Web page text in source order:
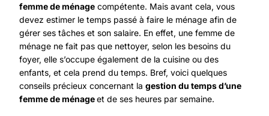
femme de ménagecompétente. Mais avant cela, vous
devez estimer le temps passé à faire le ménage afin de
gérer ses tâches et son salaire. En effet, une femme de
ménage ne fait pas que nettoyer, selon les besoins du
foyer, elle s’occupe également de la cuisine ou des
enfants, et cela prend du temps. Bref, voici quelques
conseils précieux concernant la gestion du temps d’une
femme de ménageet de ses heures par semaine.